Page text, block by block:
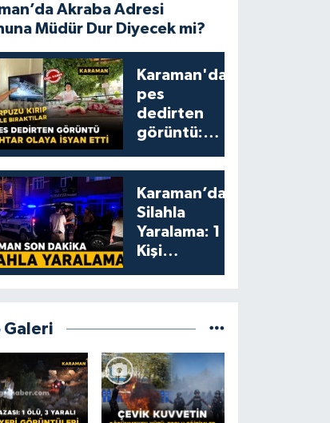
Akraba Adresi
Müdür Dur Diyecek mi?
Karaman'da
pes
dedirten
görüntü:
yumruklayıp
yediler,
artıklarını
kamelyada
bıraktılar
Karaman’da
Silahla
Yaralama: 1
Kişi
Galeri